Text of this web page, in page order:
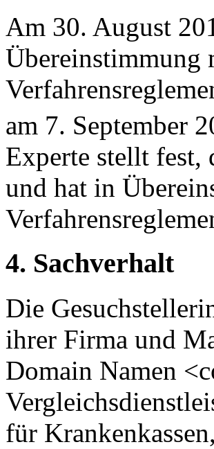
Am 30. August
Übereinstimmung
am 7. September
Experte stellt fest,
und hat in
4. Sachverhalt
Die
ihrer Firma und
Domain Namen
für